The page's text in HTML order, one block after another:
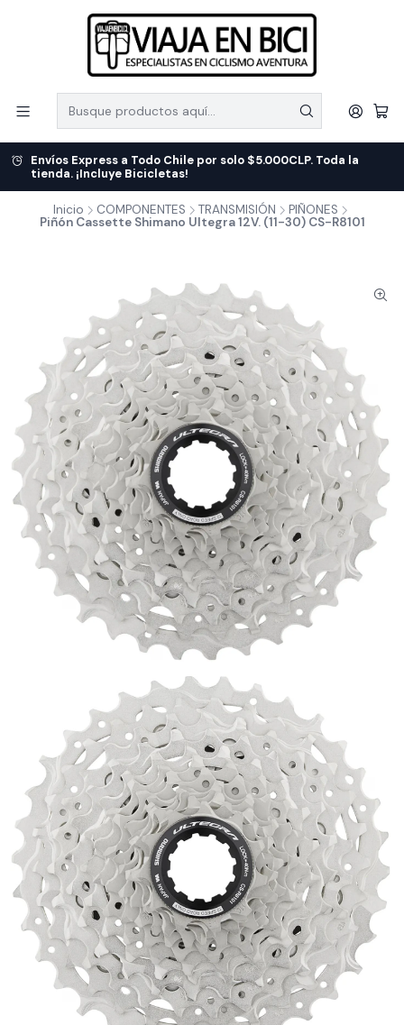
Envíos Express a Todo Chile por solo $5.000CLP. Toda la
tienda. ¡Incluye Bicicletas!
Inicio COMPONENTES TRANSMISIÓN
PIÑONES
Piñón Cassette Shimano Ultegra 12V. (11-30) CS-R8101